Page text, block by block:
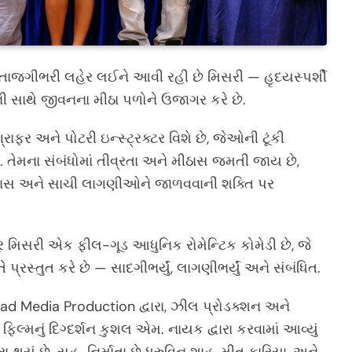
લહેર લઈને આવી રહી છે મિસરી — હૃદયસ્પર્શી
સાથે જીવનના મીઠા પળોને ઉજાગર કરે છે.
અને પોટરી ઇન્સ્ટ્રક્ટર વિશે છે, જેઓની ટૂંકી
તેમના સંબંધોમાં તીવ્રતા અને મીઠાસ જમતી જાય છે,
અને સાચી લાગણીઓને જાળવવાની શક્તિ પર
મિસરી એક ફીલ-ગૂડ આધુનિક રોમેન્ટિક કોમેડી છે, જે
કરે છે — સાદગીભર્યું, લાગણીભર્યું અને સંબંધિત.
Media Production દ્વારા, ઝીલ પ્રોડક્શન અને
દિગ્દર્શન કુશલ એમ. નાયક દ્વારા કરવામાં આવ્યું